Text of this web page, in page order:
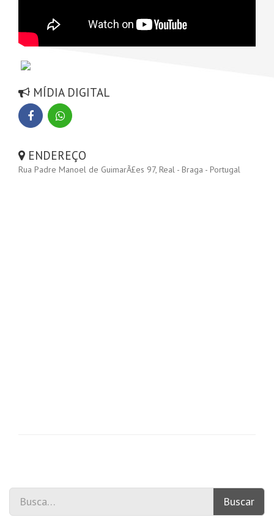
MÍDIA DIGITAL
ENDEREÇO
Rua Padre Manoel de GuimarÃ£es 97, Real - Braga - Portugal
Buscar